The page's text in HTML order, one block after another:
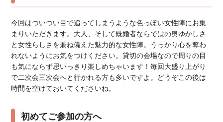
今回はついつい目で追ってしまうような色っぽい女性陣にお集
まりいただきます。大人、そして既婚者ならではの奥ゆかしさ
と女性らしさを兼ね備えた魅力的な女性陣。うっかり心を奪わ
れないようにお気をつけください。貸切の会場なので周りの目
も気にならず思いっきり楽しめちゃいます！毎回大盛り上がり
で二次会三次会へと行かれる方も多いですよ。どうぞこの後は
時間を空けておいてくださいね。
初めてご参加の方へ